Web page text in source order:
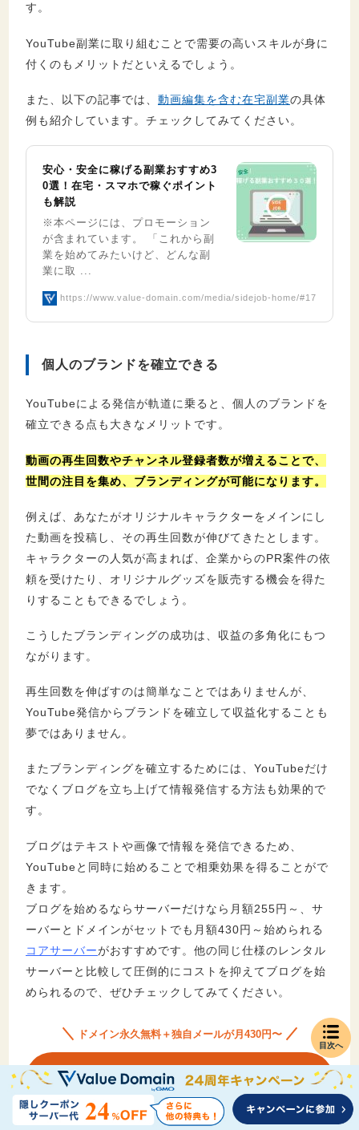
す。
YouTube副業に取り組むことで需要の高いスキルが身に
付くのもメリットだといえるでしょう。
また、以下の記事では、 動画編集を含む在宅副業の具体
例も紹介しています。チェックしてみてください。
安心・安全に稼げる副業おすすめ3
0選！在宅・スマホで稼ぐポイント
も解説
※本ページには、プロモーション
が含まれています。 「これから副
業を始めてみたいけど、どんな副
業に取 ...
https://www.value-domain.com/media/sidejob-home/#17
個人のブランドを確立できる
YouTubeによる発信が軌道に乗ると、個人のブランドを
確立できる点も大きなメリットです。
動画の再生回数やチャンネル登録者数が増えることで、
世間の注目を集め、ブランディングが可能になります。
例えば、あなたがオリジナルキャラクターをメインにし
た動画を投稿し、その再生回数が伸びてきたとします。
キャラクターの人気が高まれば、企業からのPR案件の依
頼を受けたり、オリジナルグッズを販売する機会を得た
りすることもできるでしょう。
こうしたブランディングの成功は、収益の多角化にもつ
ながります。
再生回数を伸ばすのは簡単なことではありませんが、
YouTube発信からブランドを確立して収益化することも
夢ではありません。
またブランディングを確立するためには、YouTubeだけ
でなくブログを立ち上げて情報発信する方法も効果的で
す。
ブログはテキストや画像で情報を発信できるため、
YouTubeと同時に始めることで相乗効果を得ることがで
きます。
ブログを始めるならサーバーだけなら月額255円～、サ
ーバーとドメインがセットでも月額430円～始められる
コアサーバーがおすすめです。他の同じ仕様のレンタル
サーバーと比較して圧倒的にコストを抑えてブログを始
められるので、ぜひチェックしてみてください。
ドメイン永久無料＋独自メールが月430円〜
コアサーバー公式サイトをみる
目次へ